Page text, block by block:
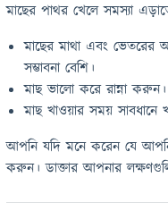
মাছের পাথর খেলে সমস্যা
মাছের মাথা এবং ভেতরের
সম্ভাবনা বেশি।
মাছ ভালো করে রান্না
মাছ খাওয়ার সময় সাবধানে
আপনি যদি মনে করেন যে আপনি
করুন। ডাক্তার আপনার